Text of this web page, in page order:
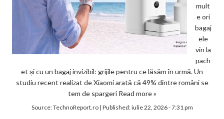
mult
e ori
bagaj
ele
vin la
pach
et și cu un bagaj invizibil: grijile pentru ce lăsăm în urmă. Un
studiu recent realizat de Xiaomi arată că 49% dintre români se
tem de spargeri Read more »
Source:TechnoReport.ro| Published:iulie 22, 2026 - 7:31 pm